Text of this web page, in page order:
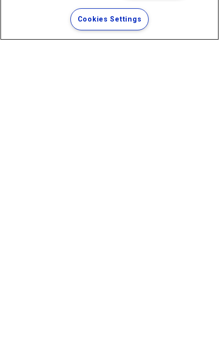
Termos Gerais de Uso de Sites e Aplicativos
Política de Privacidade e Proteção de Dados
Cookies Settings